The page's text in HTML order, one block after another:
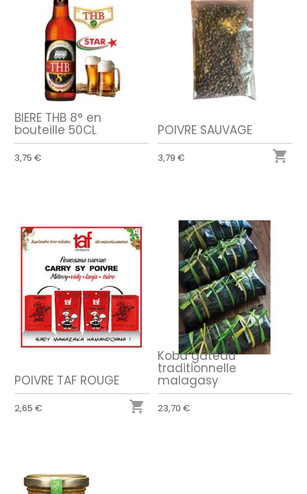
BIERE THB 8° en
bouteille 50CL
3,75 €
POIVRE SAUVAGE
3,79 € 
POIVRE TAF ROUGE
2,65 € 
Koba gâteau
traditionnelle
malagasy
23,70 €